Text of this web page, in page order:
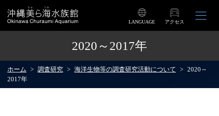
LANGUAGE アクセス
2020～2017年
ホーム 調査研究 海洋生物等の調査研究活動について
2020～
2017年